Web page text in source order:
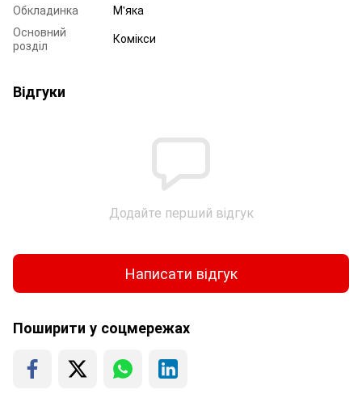
Обкладинка
М'яка
Основний
розділ
Комікси
Відгуки
Додайте перший відгук
Написати відгук
Поширити у соцмережах